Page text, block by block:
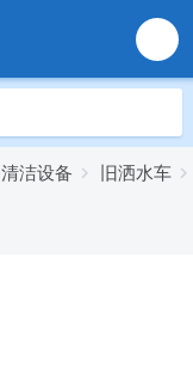
洁设备 旧洒水车